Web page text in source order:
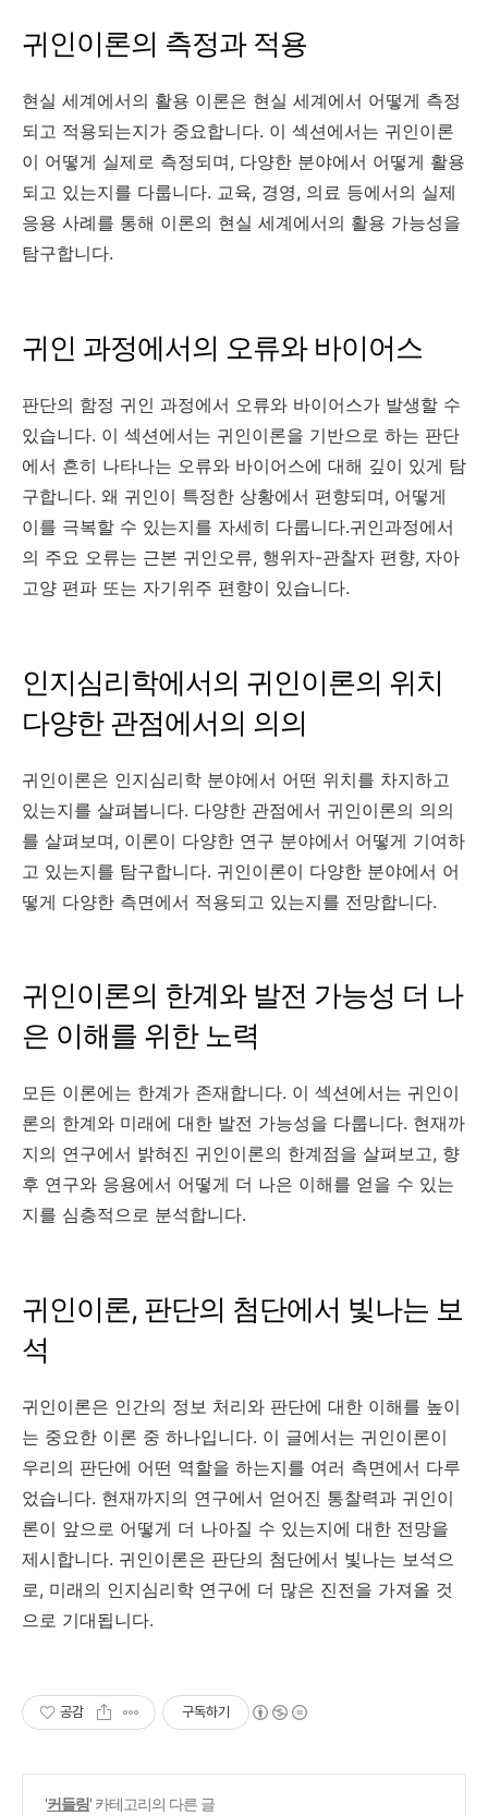
귀인이론의 측정과 적용
현실 세계에서의 활용 이론은 현실 세계에서 어떻게 측정
되고 적용되는지가 중요합니다. 이 섹션에서는 귀인이론
이 어떻게 실제로 측정되며, 다양한 분야에서 어떻게 활용
되고 있는지를 다룹니다. 교육, 경영, 의료 등에서의 실제
응용 사례를 통해 이론의 현실 세계에서의 활용 가능성을
탐구합니다.
귀인 과정에서의 오류와 바이어스
판단의 함정 귀인 과정에서 오류와 바이어스가 발생할 수
있습니다. 이 섹션에서는 귀인이론을 기반으로 하는 판단
에서 흔히 나타나는 오류와 바이어스에 대해 깊이 있게 탐
구합니다. 왜 귀인이 특정한 상황에서 편향되며, 어떻게
이를 극복할 수 있는지를 자세히 다룹니다.귀인과정에서
의 주요 오류는 근본 귀인오류, 행위자-관찰자 편향, 자아
고양 편파 또는 자기위주 편향이 있습니다.
인지심리학에서의 귀인이론의 위치
다양한 관점에서의 의의
귀인이론은 인지심리학 분야에서 어떤 위치를 차지하고
있는지를 살펴봅니다. 다양한 관점에서 귀인이론의 의의
를 살펴보며, 이론이 다양한 연구 분야에서 어떻게 기여하
고 있는지를 탐구합니다. 귀인이론이 다양한 분야에서 어
떻게 다양한 측면에서 적용되고 있는지를 전망합니다.
귀인이론의 한계와 발전 가능성 더 나
은 이해를 위한 노력
모든 이론에는 한계가 존재합니다. 이 섹션에서는 귀인이
론의 한계와 미래에 대한 발전 가능성을 다룹니다. 현재까
지의 연구에서 밝혀진 귀인이론의 한계점을 살펴보고, 향
후 연구와 응용에서 어떻게 더 나은 이해를 얻을 수 있는
지를 심층적으로 분석합니다.
귀인이론, 판단의 첨단에서 빛나는 보
석
귀인이론은 인간의 정보 처리와 판단에 대한 이해를 높이
는 중요한 이론 중 하나입니다. 이 글에서는 귀인이론이
우리의 판단에 어떤 역할을 하는지를 여러 측면에서 다루
었습니다. 현재까지의 연구에서 얻어진 통찰력과 귀인이
론이 앞으로 어떻게 더 나아질 수 있는지에 대한 전망을
제시합니다. 귀인이론은 판단의 첨단에서 빛나는 보석으
로, 미래의 인지심리학 연구에 더 많은 진전을 가져올 것
으로 기대됩니다.
공감 구독하기
'커들링' 카테고리의 다른 글